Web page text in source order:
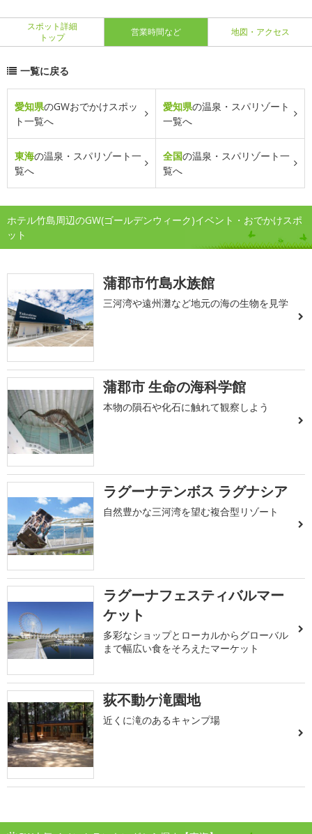
スポット詳細
トップ
営業時間など 地図・アクセス
一覧に戻る
愛知県のGWおでかけスポッ
ト一覧へ
愛知県の温泉・スパリゾート
一覧へ
東海の温泉・スパリゾート一
覧へ
全国の温泉・スパリゾート一
覧へ
ホテル竹島周辺のGW(ゴールデンウィーク)イベント・おでかけスポ
ット
蒲郡市竹島水族館
三河湾や遠州灘など地元の海の生物を見学
蒲郡市 生命の海科学館
本物の隕石や化石に触れて観察しよう
ラグーナテンボス ラグナシア
自然豊かな三河湾を望む複合型リゾート
ラグーナフェスティバルマー
ケット
多彩なショップとローカルからグローバル
まで幅広い食をそろえたマーケット
荻不動ケ滝園地
近くに滝のあるキャンプ場